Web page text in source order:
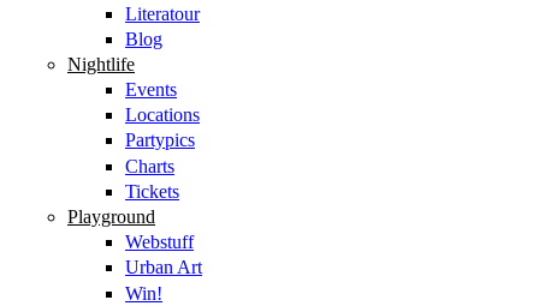
Literatour
Blog
Nightlife
Events
Locations
Partypics
Charts
Tickets
Playground
Webstuff
Urban Art
Win!